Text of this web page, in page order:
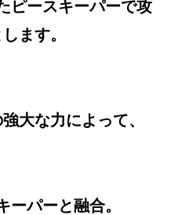
ピースキーパーで攻
ます。
大な力によって、
ーパーと融合。